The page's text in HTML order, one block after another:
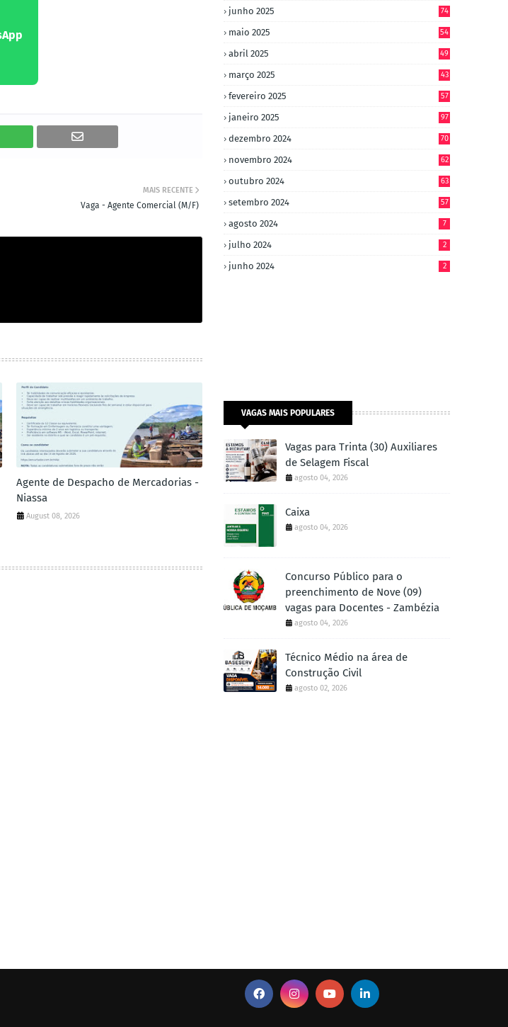
MAIS RECENTE
Vaga - Agente Comercial (M/F)
Agente de Despacho de Mercadorias -
Niassa
August 08, 2026
junho 2025 74
maio 2025 54
abril 2025 49
março 2025 43
fevereiro 2025 57
janeiro 2025 97
dezembro 2024 70
novembro 2024 62
outubro 2024 63
setembro 2024 57
agosto 2024 7
julho 2024 2
junho 2024 2
VAGAS MAIS POPULARES
Vagas para Trinta (30) Auxiliares
de Selagem Fiscal
agosto 04, 2026
Caixa
agosto 04, 2026
Concurso Público para o
preenchimento de Nove (09)
vagas para Docentes - Zambézia
agosto 04, 2026
Técnico Médio na área de
Construção Civil
agosto 02, 2026